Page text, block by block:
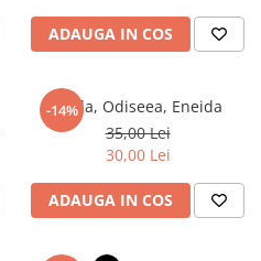
ADAUGA IN COS
-14%
Iliada, Odiseea, Eneida
35,00 Lei
30,00 Lei
ADAUGA IN COS